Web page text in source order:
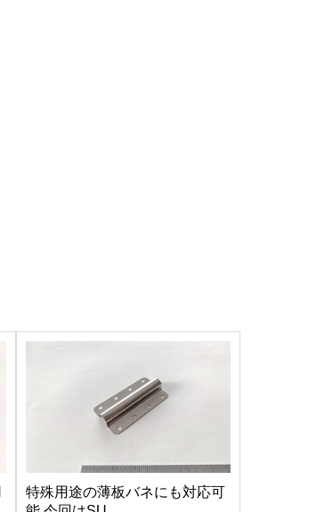
特殊用途の薄板バネにも対応可